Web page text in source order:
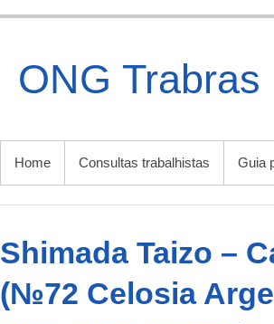
conteúdo
ONG Trabras
MENU PRINCIPAL
Home Consultas trabalhistas Guia
Shimada Taizo –
(№72 Celosia